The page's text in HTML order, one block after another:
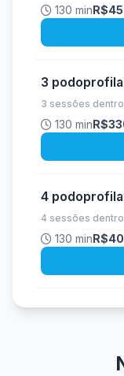
130 min
3
3 sessões
130 min
4
4 sessões
130 min